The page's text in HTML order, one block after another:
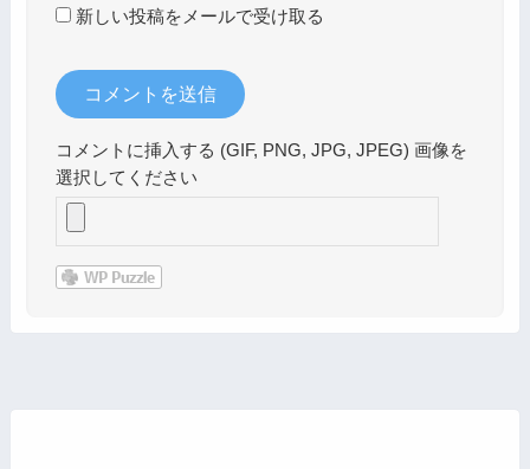
新しい投稿をメールで受け取る
コメントに挿入する (GIF, PNG, JPG, JPEG) 画像を
選択してください